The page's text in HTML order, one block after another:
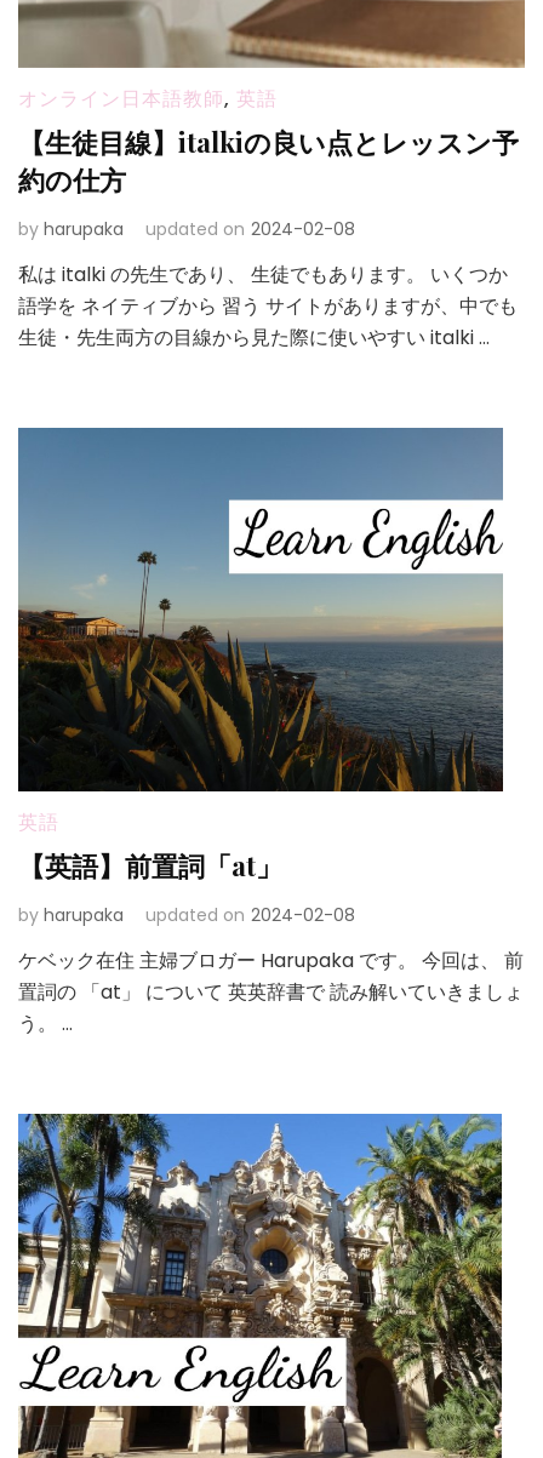
オンライン日本語教師, 英語
【生徒目線】italkiの良い点とレッスン予
約の仕方
by harupaka updated on 2024-02-08
私は italki の先生であり、 生徒でもあります。 いくつか
語学を ネイティブから 習う サイトがありますが、中でも
生徒・先生両方の目線から見た際に使いやすい italki …
英語
【英語】前置詞「at」
by harupaka updated on 2024-02-08
ケベック在住 主婦ブロガー Harupaka です。 今回は、 前
置詞の 「at」 について 英英辞書で 読み解いていきましょ
う。 …